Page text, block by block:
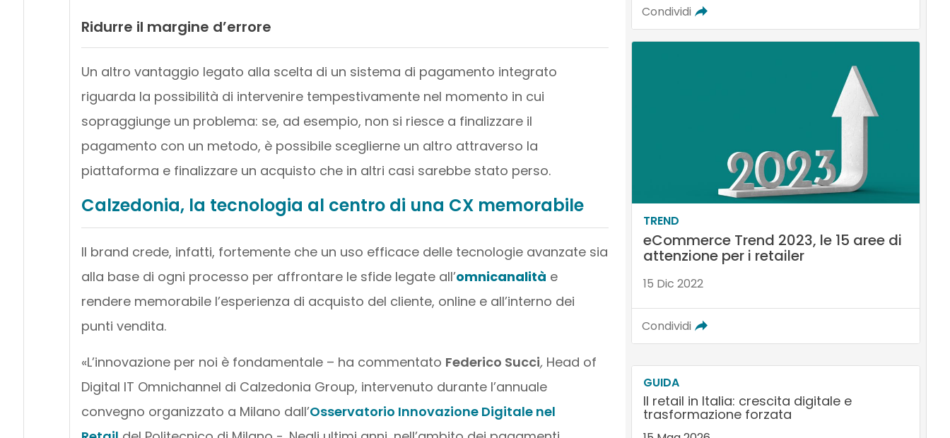
Ridurre il margine d’errore
Un altro vantaggio legato alla scelta di un sistema di pagamento integrato
riguarda la possibilità di intervenire tempestivamente nel momento in cui
sopraggiunge un problema: se, ad esempio, non si riesce a finalizzare il
pagamento con un metodo, è possibile sceglierne un altro attraverso la
piattaforma e finalizzare un acquisto che in altri casi sarebbe stato perso.
Calzedonia, la tecnologia al centro di una CX memorabile
Il brand crede, infatti, fortemente che un uso efficace delle tecnologie avanzate sia
alla base di ogni processo per affrontare le sfide legate all’omnicanalità e
rendere memorabile l’esperienza di acquisto del cliente, online e all’interno dei
punti vendita.
«L’innovazione per noi è fondamentale – ha commentato Federico Succi, Head of
Digital IT Omnichannel di Calzedonia Group, intervenuto durante l’annuale
convegno organizzato a Milano dall’Osservatorio Innovazione Digitale nel
Condividi
TREND
eCommerce Trend 2023, le 15 aree di
attenzione per i retailer
15 Dic 2022
Condividi
GUIDA
Il retail in Italia: crescita digitale e
trasformazione forzata